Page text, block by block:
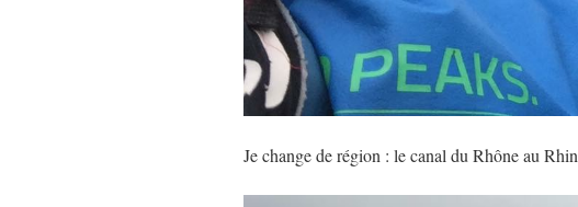
Je change de région : le canal du Rhône au Rhin